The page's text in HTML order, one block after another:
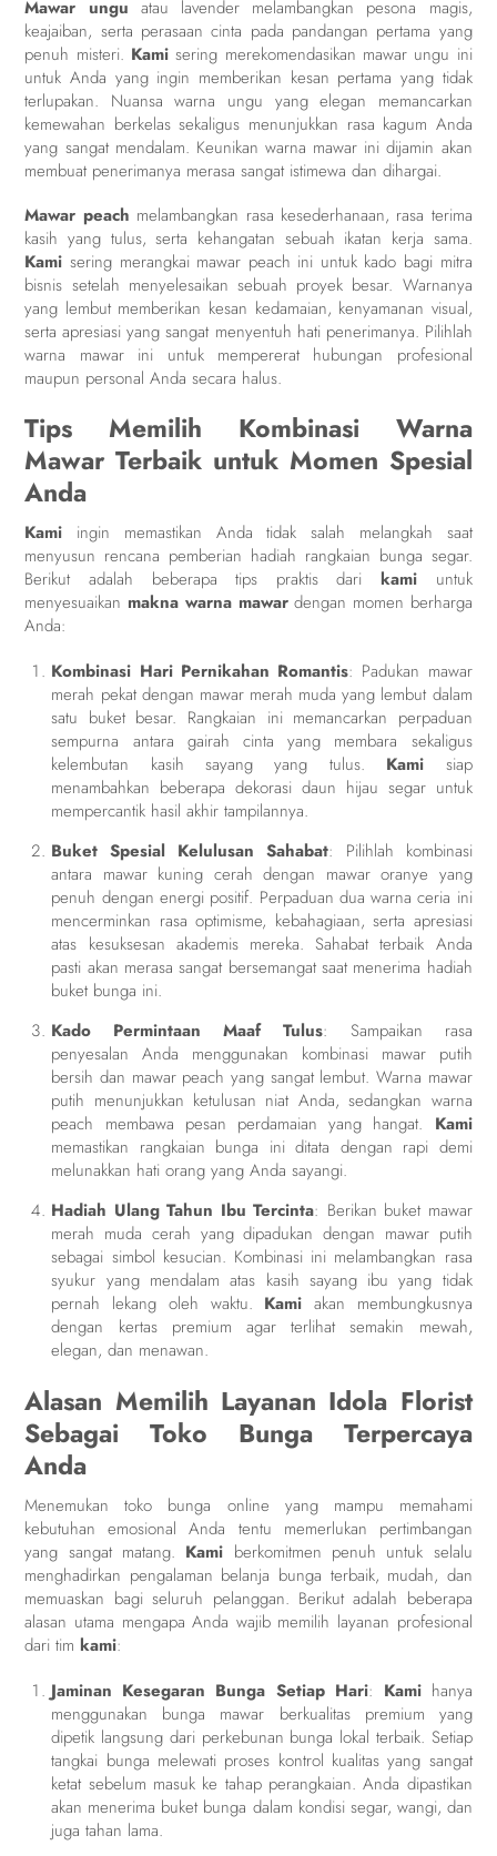
Mawar ungu atau lavender melambangkan pesona magis,
keajaiban, serta perasaan cinta pada pandangan pertama yang
penuh misteri. Kami sering merekomendasikan mawar ungu ini
untuk Anda yang ingin memberikan kesan pertama yang tidak
terlupakan. Nuansa warna ungu yang elegan memancarkan
kemewahan berkelas sekaligus menunjukkan rasa kagum Anda
yang sangat mendalam. Keunikan warna mawar ini dijamin akan
membuat penerimanya merasa sangat istimewa dan dihargai.
Mawar peach melambangkan rasa kesederhanaan, rasa terima
kasih yang tulus, serta kehangatan sebuah ikatan kerja sama.
Kami sering merangkai mawar peach ini untuk kado bagi mitra
bisnis setelah menyelesaikan sebuah proyek besar. Warnanya
yang lembut memberikan kesan kedamaian, kenyamanan visual,
serta apresiasi yang sangat menyentuh hati penerimanya. Pilihlah
warna mawar ini untuk mempererat hubungan profesional
maupun personal Anda secara halus.
Tips Memilih Kombinasi Warna
Mawar Terbaik untuk Momen Spesial
Anda
Kami ingin memastikan Anda tidak salah melangkah saat
menyusun rencana pemberian hadiah rangkaian bunga segar.
Berikut adalah beberapa tips praktis dari kami untuk
menyesuaikan makna warna mawardengan momen berharga
Anda:
Kombinasi Hari Pernikahan Romantis: Padukan mawar
merah pekat dengan mawar merah muda yang lembut dalam
satu buket besar. Rangkaian ini memancarkan perpaduan
sempurna antara gairah cinta yang membara sekaligus
kelembutan kasih sayang yang tulus. Kami siap
menambahkan beberapa dekorasi daun hijau segar untuk
mempercantik hasil akhir tampilannya.
Buket Spesial Kelulusan Sahabat: Pilihlah kombinasi
antara mawar kuning cerah dengan mawar oranye yang
penuh dengan energi positif. Perpaduan dua warna ceria ini
mencerminkan rasa optimisme, kebahagiaan, serta apresiasi
atas kesuksesan akademis mereka. Sahabat terbaik Anda
pasti akan merasa sangat bersemangat saat menerima hadiah
buket bunga ini.
Kado Permintaan Maaf Tulus: Sampaikan rasa
penyesalan Anda menggunakan kombinasi mawar putih
bersih dan mawar peach yang sangat lembut. Warna mawar
putih menunjukkan ketulusan niat Anda, sedangkan warna
peach membawa pesan perdamaian yang hangat. Kami
memastikan rangkaian bunga ini ditata dengan rapi demi
melunakkan hati orang yang Anda sayangi.
Hadiah Ulang Tahun Ibu Tercinta: Berikan buket mawar
merah muda cerah yang dipadukan dengan mawar putih
sebagai simbol kesucian. Kombinasi ini melambangkan rasa
syukur yang mendalam atas kasih sayang ibu yang tidak
pernah lekang oleh waktu. Kami akan membungkusnya
dengan kertas premium agar terlihat semakin mewah,
elegan, dan menawan.
Alasan Memilih Layanan Idola Florist
Sebagai Toko Bunga Terpercaya
Anda
Menemukan toko bunga online yang mampu memahami
kebutuhan emosional Anda tentu memerlukan pertimbangan
yang sangat matang. Kami berkomitmen penuh untuk selalu
menghadirkan pengalaman belanja bunga terbaik, mudah, dan
memuaskan bagi seluruh pelanggan. Berikut adalah beberapa
alasan utama mengapa Anda wajib memilih layanan profesional
dari timkami:
Jaminan Kesegaran Bunga Setiap Hari: Kamihanya
menggunakan bunga mawar berkualitas premium yang
dipetik langsung dari perkebunan bunga lokal terbaik. Setiap
tangkai bunga melewati proses kontrol kualitas yang sangat
ketat sebelum masuk ke tahap perangkaian. Anda dipastikan
akan menerima buket bunga dalam kondisi segar, wangi, dan
juga tahan lama.